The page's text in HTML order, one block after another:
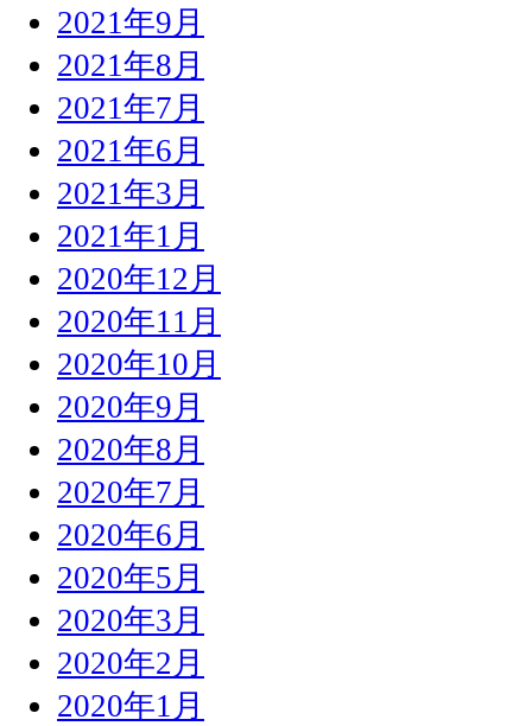
2021年9月
2021年8月
2021年7月
2021年6月
2021年3月
2021年1月
2020年12月
2020年11月
2020年10月
2020年9月
2020年8月
2020年7月
2020年6月
2020年5月
2020年3月
2020年2月
2020年1月